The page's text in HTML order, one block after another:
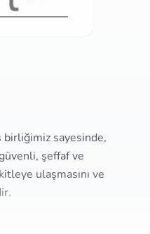
birliğimiz sayesinde,
şeffaf ve
ulaşmasını ve